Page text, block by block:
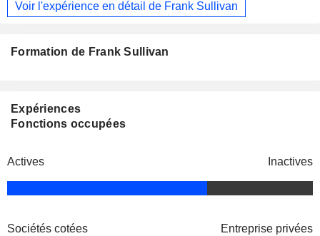
Voir l'expérience en détail de Frank Sullivan
Formation de Frank Sullivan
Expériences
Fonctions occupées
Actives Inactives
Sociétés cotées Entreprise privées